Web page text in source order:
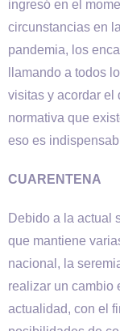
ingresó en el
circunstancias en
pandemia, los
llamando a todos
visitas y acordar el
normativa que
eso es
CUARENTENA
Debido a la actual
que mantiene
nacional, la
realizar un cambio
actualidad, con el